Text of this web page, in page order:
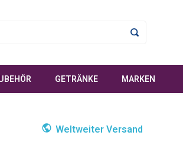
GETRÄNKE MARKEN
Weltweiter Versand